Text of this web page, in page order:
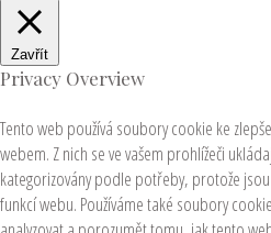
Zavřít
Privacy Overview
Tento web používá soubory cookie ke
webem. Z nich se ve vašem prohlížeči
kategorizovány podle potřeby, protože
funkcí webu. Používáme také soubory